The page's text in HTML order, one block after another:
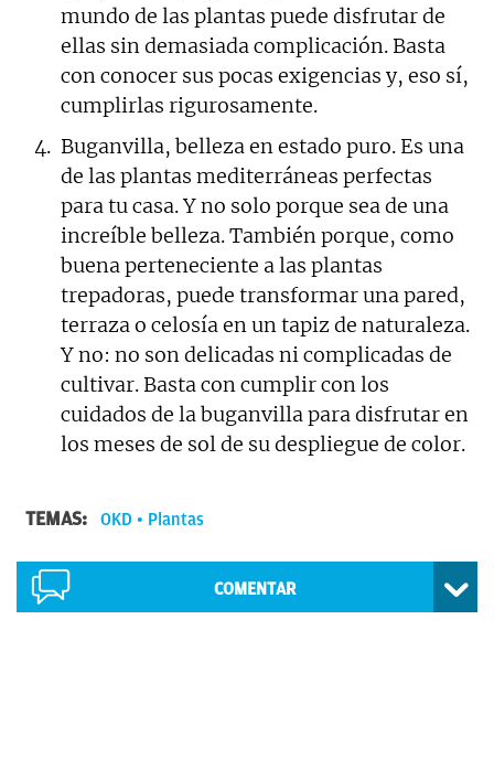
mundo de las plantas puede disfrutar de
ellas sin demasiada complicación. Basta
con conocer sus pocas exigencias y, eso sí,
cumplirlas rigurosamente.
Buganvilla, belleza en estado puro. Es una
de las plantas mediterráneas perfectas
para tu casa. Y no solo porque sea de una
increíble belleza. También porque, como
buena perteneciente a las plantas
trepadoras, puede transformar una pared,
terraza o celosía en un tapiz de naturaleza.
Y no: no son delicadas ni complicadas de
cultivar. Basta con cumplir con los
cuidados de la buganvilla para disfrutar en
los meses de sol de su despliegue de color.
TEMAS: OKD Plantas
COMENTAR